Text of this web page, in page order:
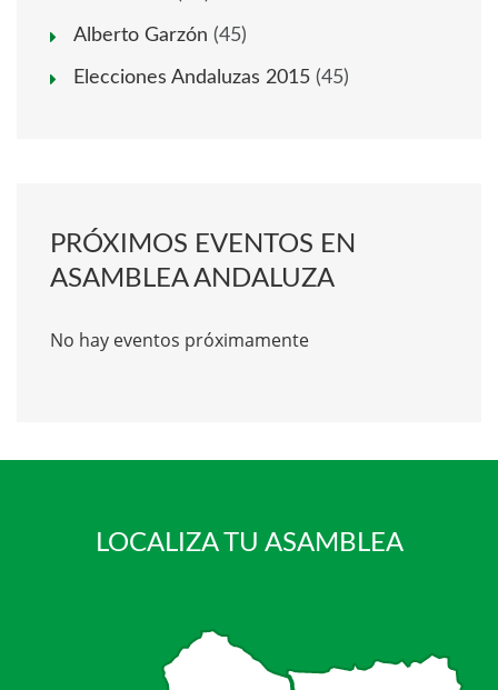
Alberto Garzón (45)
Elecciones Andaluzas 2015 (45)
PRÓXIMOS EVENTOS EN
ASAMBLEA ANDALUZA
No hay eventos próximamente
LOCALIZA TU ASAMBLEA